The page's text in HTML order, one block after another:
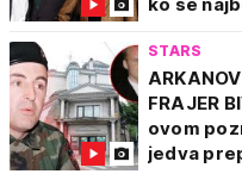
STARS
FRAJER
ovom
jedva